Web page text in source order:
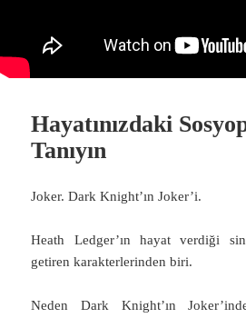
Hayatınızdaki
Tanıyın
Joker. Dark Knight’ın Joker’i.
Heath Ledger’ın hayat verdiği
getiren karakterlerinden biri.
Neden Dark Knight’ın